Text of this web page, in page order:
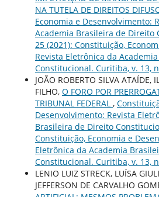
NA TUTELA DE DIREITOS
Economia e Desenvolvimento:
Academia Brasileira de Direito
25 (2021): Constituição,
Revista Eletrônica da
Constitucional. Curitiba, v. 13,
JOÃO ROBERTO SILVA ATAÍDE,
FILHO, O FORO POR
TRIBUNAL FEDERAL ,
Desenvolvimento: Revista
Brasileira de Direito
Constituição, Economia e
Eletrônica da Academia
Constitucional. Curitiba, v. 13,
LENIO LUIZ STRECK, LUÍSA
JEFFERSON DE CARVALHO